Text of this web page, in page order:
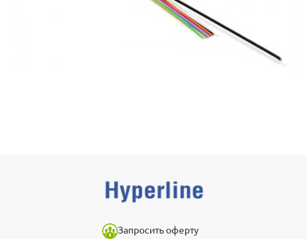
Запросить оферту